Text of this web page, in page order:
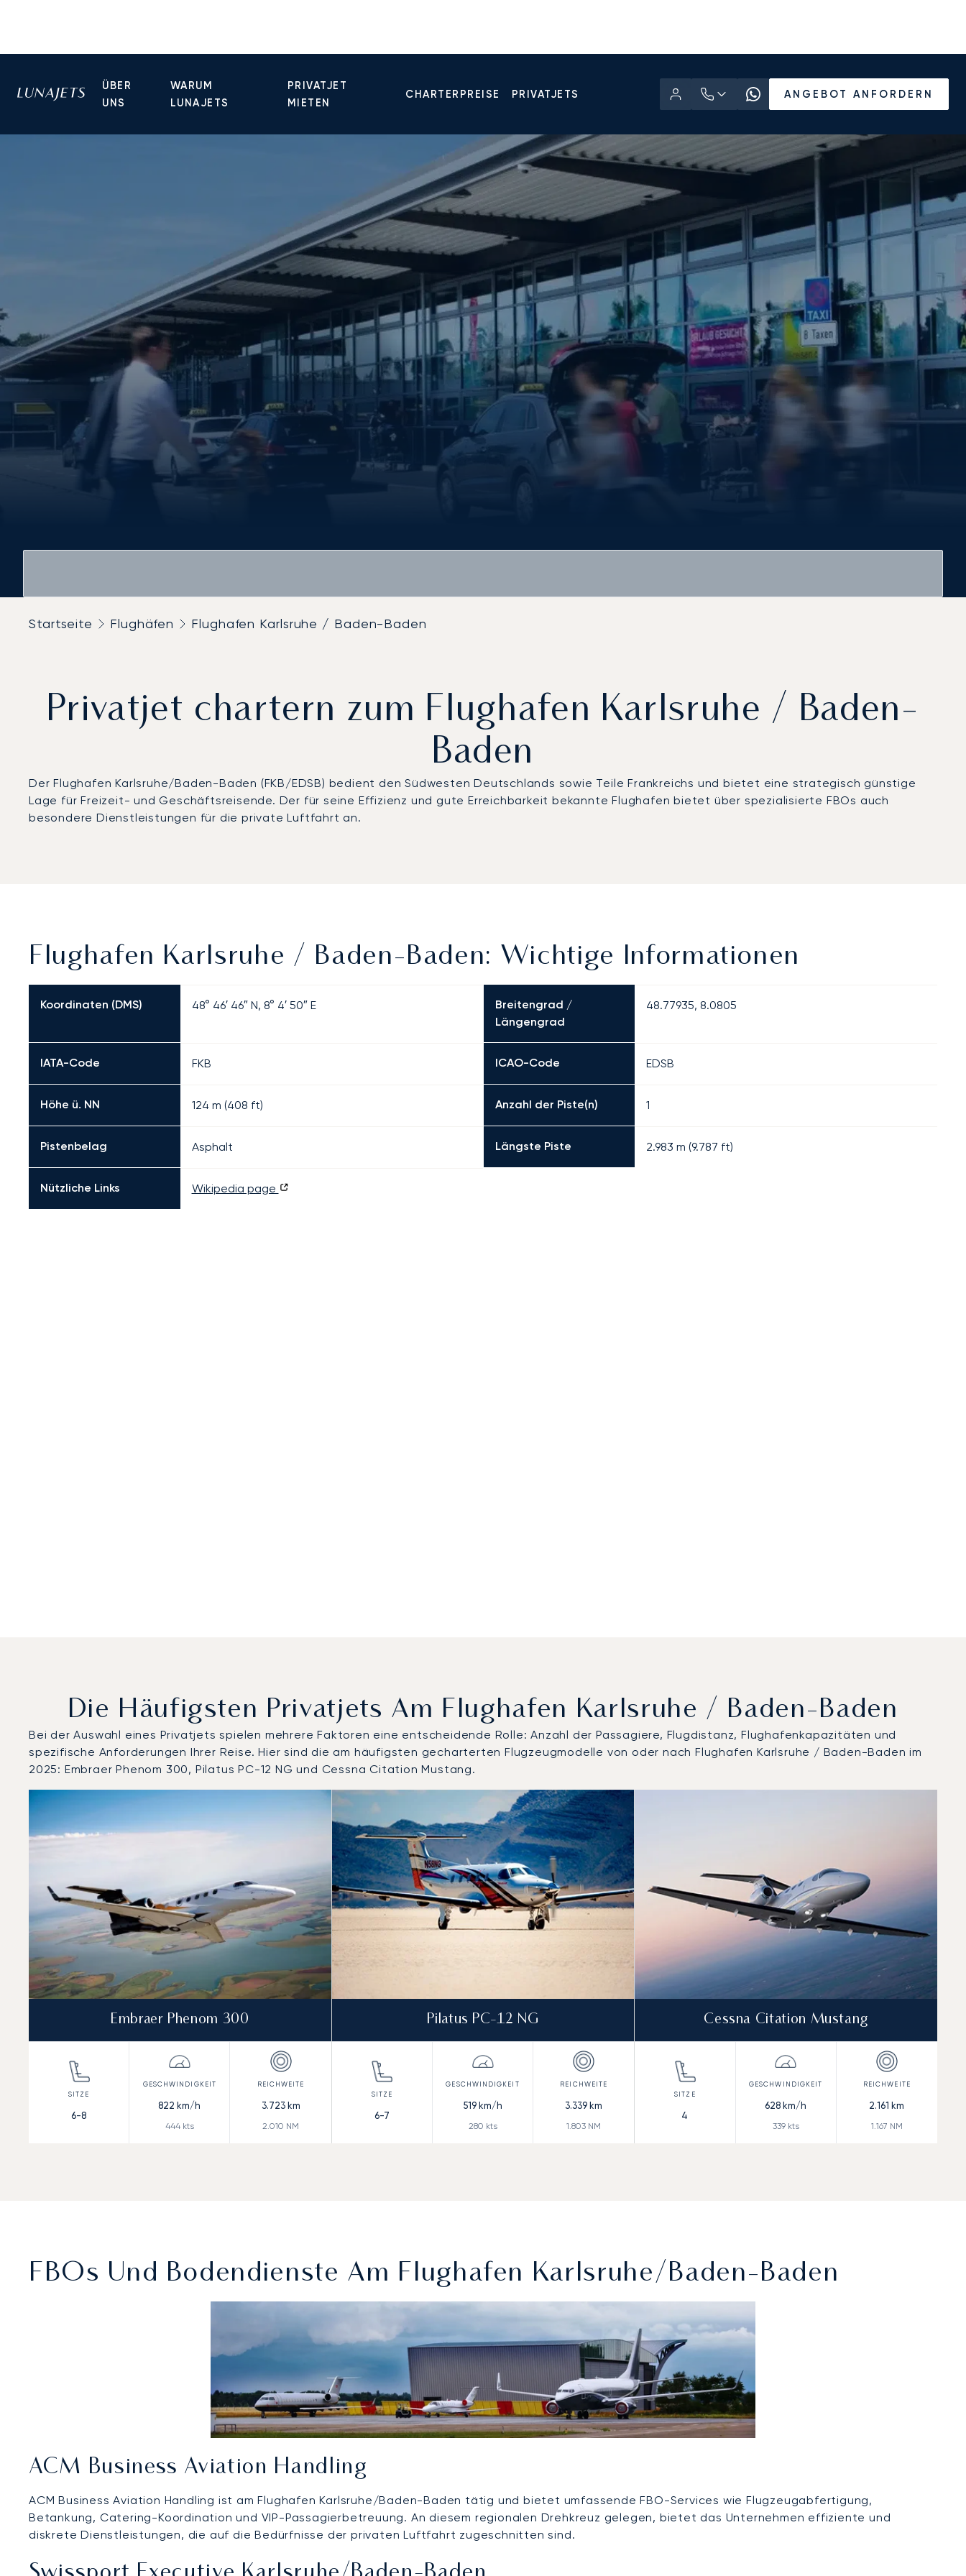
ÜBER
UNS
WARUM
LUNAJETS
PRIVATJET
MIETEN
CHARTERPREISE PRIVATJETS ANGEBOT ANFORDERN
Startseite Flughäfen Flughafen Karlsruhe / Baden-Baden
Privatjet chartern zum Flughafen Karlsruhe / Baden-
Baden
Der Flughafen Karlsruhe/Baden-Baden (FKB/EDSB) bedient den Südwesten Deutschlands sowie Teile Frankreichs und bietet eine strategisch günstige
Lage für Freizeit- und Geschäftsreisende. Der für seine Effizienz und gute Erreichbarkeit bekannte Flughafen bietet über spezialisierte FBOs auch
besondere Dienstleistungen für die private Luftfahrt an.
Flughafen Karlsruhe / Baden-Baden: Wichtige Informationen
Koordinaten (DMS) 48° 46′ 46″ N, 8° 4′ 50″ E
Breitengrad /
Längengrad
48.77935, 8.0805
IATA-Code FKB ICAO-Code EDSB
Höhe ü. NN 124 m (408 ft) Anzahl der Piste(n) 1
Pistenbelag Asphalt Längste Piste 2.983 m (9.787 ft)
Nützliche Links Wikipedia page
Die Häufigsten Privatjets Am Flughafen Karlsruhe / Baden-Baden
Bei der Auswahl eines Privatjets spielen mehrere Faktoren eine entscheidende Rolle: Anzahl der Passagiere, Flugdistanz, Flughafenkapazitäten und
spezifische Anforderungen Ihrer Reise. Hier sind die am häufigsten gecharterten Flugzeugmodelle von oder nach Flughafen Karlsruhe / Baden-Baden im
2025: Embraer Phenom 300, Pilatus PC-12 NG und Cessna Citation Mustang.
Flughafen Karlsruhe / Baden-Baden : Die 3 meistgeflogenen Flugzeugmodelle nach Anzahl der Flugbewegungen im Jahr 2025
Foto des Flugzeugs
Sitze
Geschwindigkeit (km/h)
Geschwindigkeit (Knoten)
Reichweite (km)
Reichweite (NM)
Embraer Phenom 300
6-8
822 km/h
444kts
3.723km
2.010 NM
Pilatus PC-12 NG
6-7
519km/h
280 kts
3.339 km
1.803 NM
Cessna Citation Mustang
4
628 km/h
339kts
2.161 km
1.167 NM
FBOs Und Bodendienste Am Flughafen Karlsruhe/Baden-Baden
ACM Business Aviation Handling
ACM Business Aviation Handling ist am Flughafen Karlsruhe/Baden-Baden tätig und bietet umfassende FBO-Services wie Flugzeugabfertigung,
Betankung, Catering-Koordination und VIP-Passagierbetreuung. An diesem regionalen Drehkreuz gelegen, bietet das Unternehmen effiziente und
diskrete Dienstleistungen, die auf die Bedürfnisse der privaten Luftfahrt zugeschnitten sind.